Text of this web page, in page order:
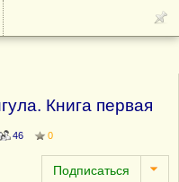
Книга первая
46 0